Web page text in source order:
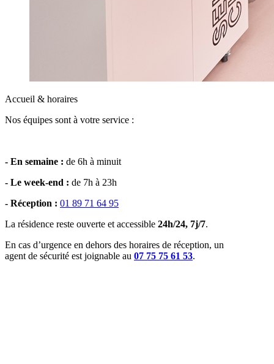
Accueil & horaires
Nos équipes sont à votre service :
- En semaine : de 6h à minuit
- Le week-end : de 7h à 23h
- Réception : 01 89 71 64 95
La résidence reste ouverte et accessible 24h/24, 7j/7.
En cas d’urgence en dehors des horaires de réception, un
agent de sécurité est joignable au 07 75 75 61 53.